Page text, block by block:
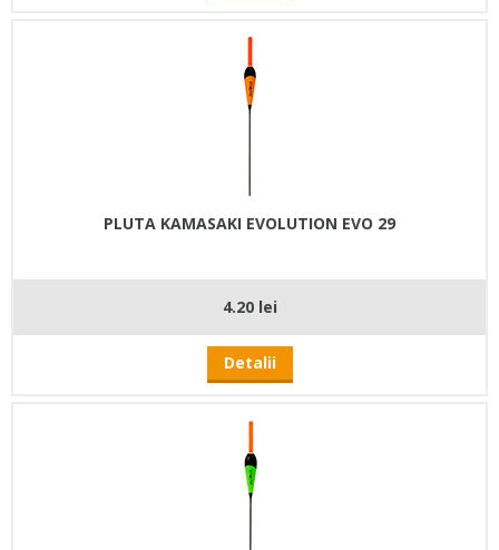
PLUTA KAMASAKI EVOLUTION EVO 29
4.20 lei
Detalii